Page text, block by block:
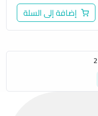
إضافة إلى السلة
2